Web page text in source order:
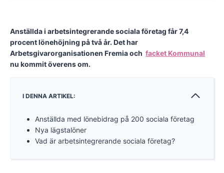
Anställda i arbetsintegrerande sociala företag får 7,4
procent lönehöjning på två år. Det har
Arbetsgivarorganisationen Fremia och facket Kommunal
nu kommit överens om.
I DENNA ARTIKEL:
Anställda med lönebidrag på 200 sociala företag
Nya lägstalöner
Vad är arbetsintegrerande sociala företag?